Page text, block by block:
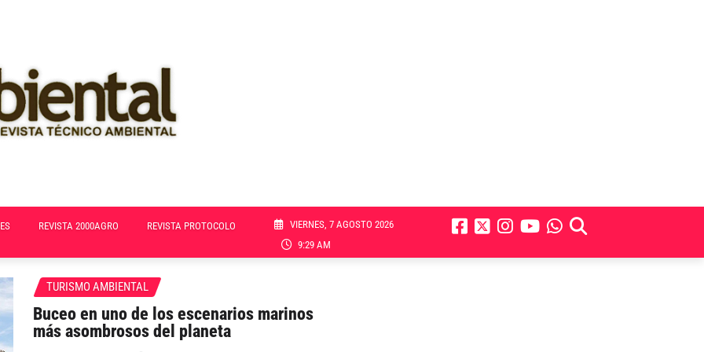
REVISTA 2000AGRO REVISTA PROTOCOLO
VIERNES, 7 AGOSTO 2026
9:29 AM
TURISMO AMBIENTAL
Buceo en uno de los escenarios marinos
más asombrosos del planeta